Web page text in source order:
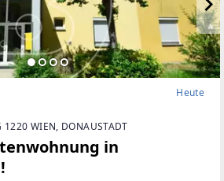
Heute
1220 WIEN, DONAUSTADT
in